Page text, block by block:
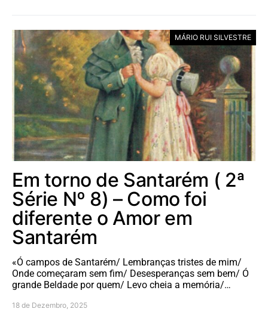
MÁRIO RUI SILVESTRE
Em torno de Santarém ( 2ª
Série Nº 8) – Como foi
diferente o Amor em
Santarém
«Ó campos de Santarém/ Lembranças tristes de mim/
Onde começaram sem fim/ Desesperanças sem bem/ Ó
grande Beldade por quem/ Levo cheia a memória/…
18 de Dezembro, 2025